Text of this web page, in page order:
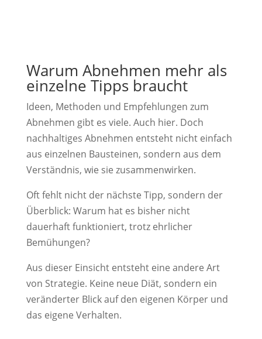
Warum Abnehmen mehr als
einzelne Tipps braucht
Ideen, Methoden und Empfehlungen zum
Abnehmen gibt es viele. Auch hier. Doch
nachhaltiges Abnehmen entsteht nicht einfach
aus einzelnen Bausteinen, sondern aus dem
Verständnis, wie sie zusammenwirken.
Oft fehlt nicht der nächste Tipp, sondern der
Überblick: Warum hat es bisher nicht
dauerhaft funktioniert, trotz ehrlicher
Bemühungen?
Aus dieser Einsicht entsteht eine andere Art
von Strategie. Keine neue Diät, sondern ein
veränderter Blick auf den eigenen Körper und
das eigene Verhalten.